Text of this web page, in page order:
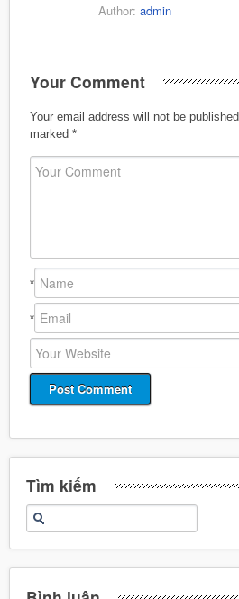
Author: admin
Your Comment
Your email address will not be published.
marked *
*
*
Tìm kiếm